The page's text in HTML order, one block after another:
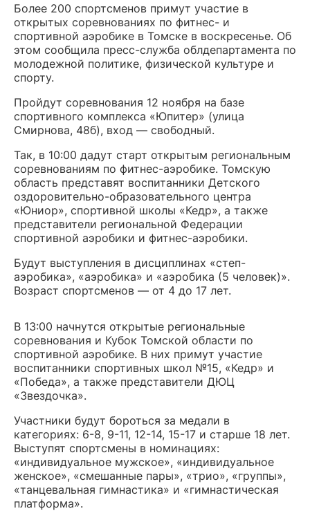
Более 200 спортсменов примут участие в
открытых соревнованиях по фитнес- и
спортивной аэробике в Томске в воскресенье. Об
этом сообщила пресс-служба облдепартамента по
молодежной политике, физической культуре и
спорту.
Пройдут соревнования 12 ноября на базе
спортивного комплекса «Юпитер» (улица
Смирнова, 48б), вход — свободный.
Так, в 10:00 дадут старт открытым региональным
соревнованиям по фитнес-аэробике. Томскую
область представят воспитанники Детского
оздоровительно-образовательного центра
«Юниор», спортивной школы «Кедр», а также
представители региональной Федерации
спортивной аэробики и фитнес-аэробики.
Будут выступления в дисциплинах «степ-
аэробика», «аэробика» и «аэробика (5 человек)».
Возраст спортсменов — от 4 до 17 лет.
В 13:00 начнутся открытые региональные
соревнования и Кубок Томской области по
спортивной аэробике. В них примут участие
воспитанники спортивных школ №15, «Кедр» и
«Победа», а также представители ДЮЦ
«Звездочка».
Участники будут бороться за медали в
категориях: 6-8, 9-11, 12-14, 15-17 и старше 18 лет.
Выступят спортсмены в номинациях:
«индивидуальное мужское», «индивидуальное
женское», «смешанные пары», «трио», «группы»,
«танцевальная гимнастика» и «гимнастическая
платформа».